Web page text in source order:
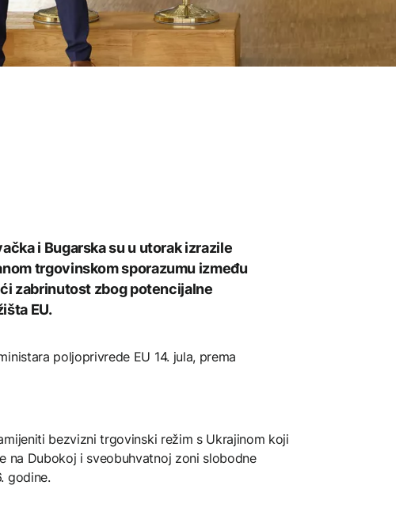
i Bugarska su u utorak izrazile
trgovinskom sporazumu između
zabrinutost zbog potencijalne
EU.
poljoprivrede EU 14. jula, prema
bezvizni trgovinski režim s Ukrajinom koji
na Dubokoj i sveobuhvatnoj zoni slobodne
godine.